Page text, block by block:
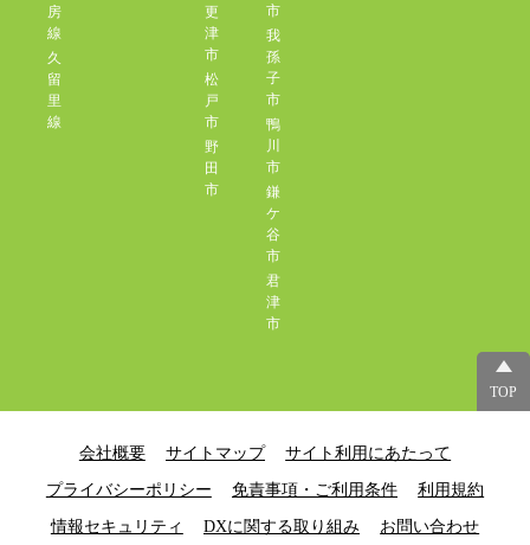
房
線
久
留
里
線
更
津
市
松
戸
市
野
田
市
市
我
孫
子
市
鴨
川
市
鎌
ケ
谷
市
君
津
市
TOP
会社概要 サイトマップ サイト利用にあたって
プライバシーポリシー 免責事項・ご利用条件 利用規約
情報セキュリティ DXに関する取り組み お問い合わせ